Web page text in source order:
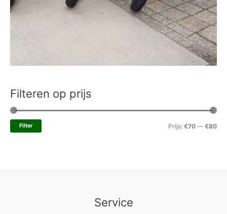
Filteren op prijs
Filter Prijs: €70 — €80
Service